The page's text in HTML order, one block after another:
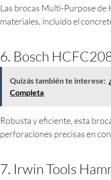
Las brocas Multi-Purpose
materiales, incluido el
6. Bosch
Quizás también te interese:
Completa
Robusta y eficiente, esta
perforaciones precisas en
7. Irwin Tools